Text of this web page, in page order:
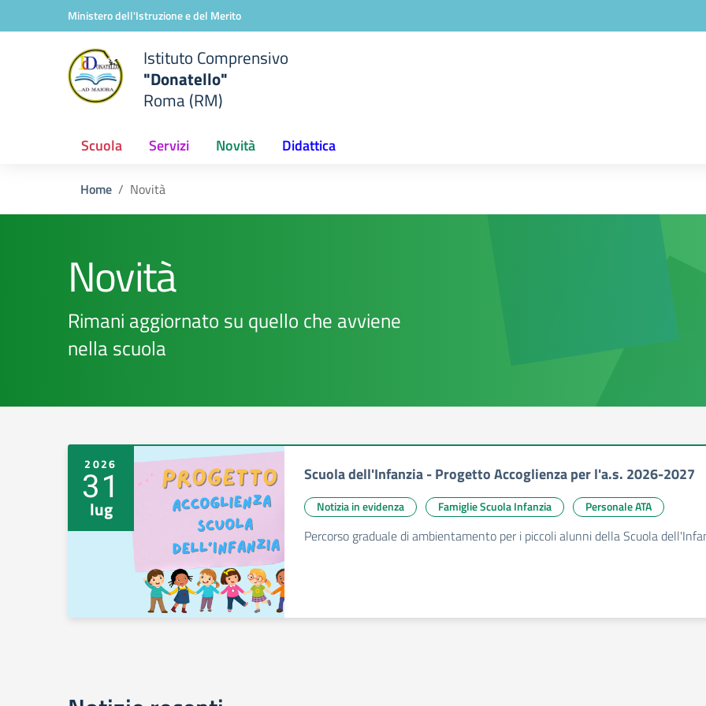
Vai ai contenuti
Vai al menu di navigazioneMinistero dell'Istruzione e del Merito
Istituto Comprensivo
"Donatello"
Roma (RM)
Scuola Servizi Novità Didattica
Home Novità
Novità
Rimani aggiornato su quello che avviene
nella scuola
2026
31
lug
Scuola dell'Infanzia - Progetto Accoglienza per l'a.s. 2026-2027
Notizia in evidenza Famiglie Scuola Infanzia Personale ATA
Percorso graduale di ambientamento per i piccoli alunni della Scuola